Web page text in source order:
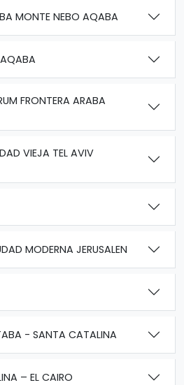
MONTE NEBO AQABA
FRONTERA ARABA
VIEJA TEL AVIV
MODERNA JERUSALEN
- SANTA CATALINA
– EL CAIRO